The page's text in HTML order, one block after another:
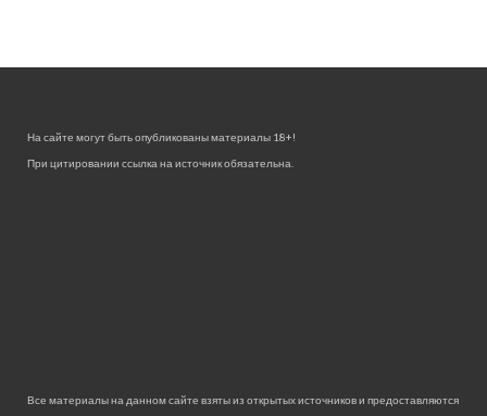
На сайте могут быть опубликованы материалы 18+!
При цитировании ссылка на источник обязательна.
Все материалы на данном сайте взяты из открытых источников и предоставляются